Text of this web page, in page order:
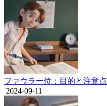
ファウラー位：目的と注意点
2024-09-11